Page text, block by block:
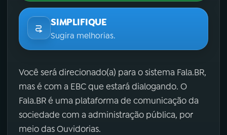
SIMPLIFIQUE
Sugira melhorias.
Você será direcionado(a) para o sistema Fala.BR,
mas é com a EBC que estará dialogando. O
Fala.BR é uma plataforma de comunicação da
sociedade com a administração pública, por
meio das Ouvidorias.